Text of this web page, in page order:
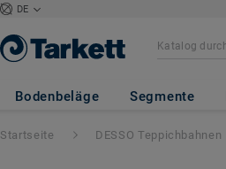
DE
Bodenbeläge Segmente
DESSO Vintage
Startseite DESSO Teppichbahnen